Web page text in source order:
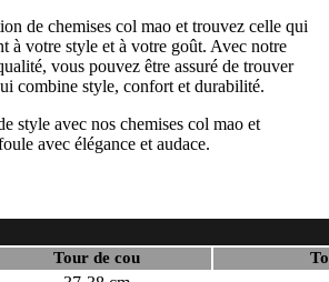
de chemises col mao et trouvez celle qui
à votre style et à votre goût. Avec notre
vous pouvez être assuré de trouver
combine style, confort et durabilité.
style avec nos chemises col mao et
avec élégance et audace.
Tour de cou